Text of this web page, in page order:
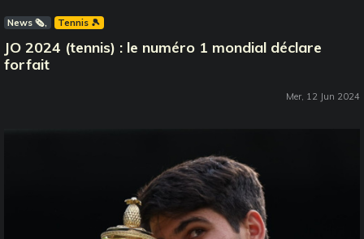
News 🗞️ Tennis 🎾
JO 2024 (tennis) : le numéro 1 mondial déclare
forfait
Mer, 12 Jun 2024